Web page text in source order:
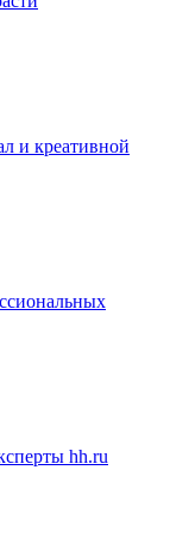
и креативной
hh.ru